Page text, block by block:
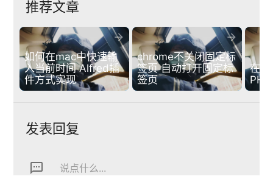
推荐文章
如何在mac中快速输
入当前时间 Alfred插
件方式实现

chrome不关闭固定标
签页 自动打开固定标
签页

在
发表回复
textsms 说点什么...